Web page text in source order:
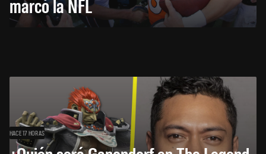
marcó la NFL
HACE 17 HORAS